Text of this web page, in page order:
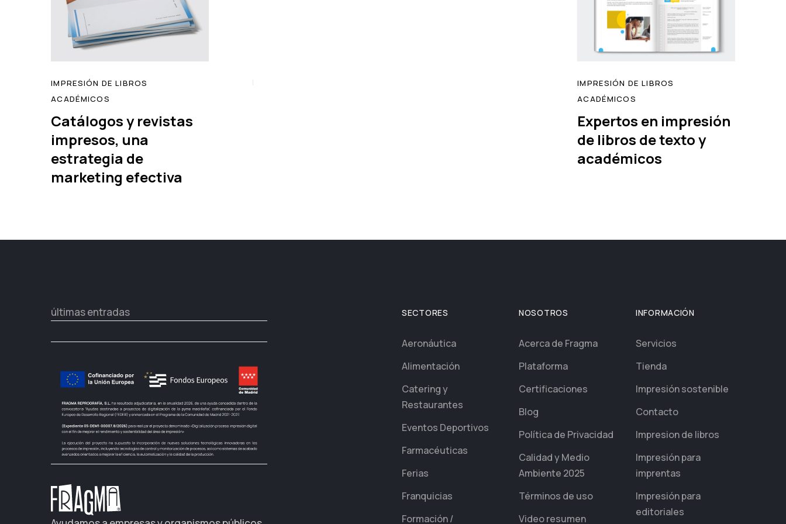
IMPRESIÓN DE LIBROS
ACADÉMICOS
Catálogos y revistas
impresos, una
estrategia de
marketing efectiva
IMPRESIÓN DE LIBROS
ACADÉMICOS
Expertos en impresión
de libros de texto y
académicos
últimas entradas SECTORES
Aeronáutica
Alimentación
Catering y
Restaurantes
Eventos Deportivos
Farmacéuticas
Ferias
Franquicias
Formación /
NOSOTROS
Acerca de Fragma
Plataforma
Certificaciones
Blog
Política de Privacidad
Calidad y Medio
Ambiente 2025
Términos de uso
Video resumen
INFORMACIÓN
Servicios
Tienda
Impresión sostenible
Contacto
Impresion de libros
Impresión para
imprentas
Impresión para
editoriales